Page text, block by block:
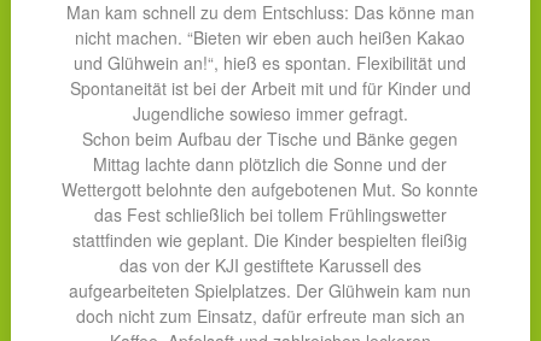
Man kam schnell zu dem Entschluss: Das könne man
nicht machen. “Bieten wir eben auch heißen Kakao
und Glühwein an!“, hieß es spontan. Flexibilität und
Spontaneität ist bei der Arbeit mit und für Kinder und
Jugendliche sowieso immer gefragt.
Schon beim Aufbau der Tische und Bänke gegen
Mittag lachte dann plötzlich die Sonne und der
Wettergott belohnte den aufgebotenen Mut. So konnte
das Fest schließlich bei tollem Frühlingswetter
stattfinden wie geplant. Die Kinder bespielten fleißig
das von der KJI gestiftete Karussell des
aufgearbeiteten Spielplatzes. Der Glühwein kam nun
doch nicht zum Einsatz, dafür erfreute man sich an